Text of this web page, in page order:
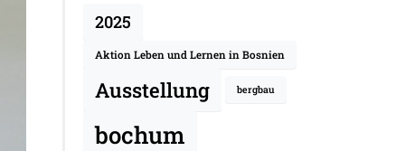
2025
Aktion Leben und Lernen in Bosnien
Ausstellung bergbau
bochum